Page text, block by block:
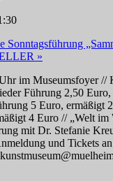
Sonntagsführung
»
im Museumsfoyer //
Führung 2,50
5 Euro, ermäßigt
4 Euro // „Welt im
mit Dr. Stefanie
und Tickets an